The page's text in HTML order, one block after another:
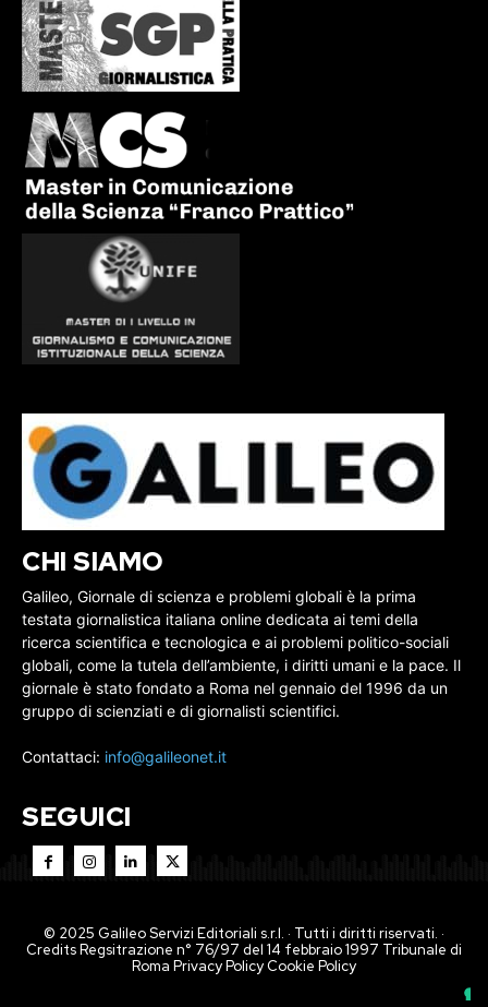
CHI SIAMO
Galileo, Giornale di scienza e problemi globali è la prima
testata giornalistica italiana online dedicata ai temi della
ricerca scientifica e tecnologica e ai problemi politico-sociali
globali, come la tutela dell’ambiente, i diritti umani e la pace. Il
giornale è stato fondato a Roma nel gennaio del 1996 da un
gruppo di scienziati e di giornalisti scientifici.
Contattaci: info@galileonet.it
SEGUICI
© 2025 Galileo Servizi Editoriali s.r.l. · Tutti i diritti riservati. ·
Credits Regsitrazione n° 76/97 del 14 febbraio 1997 Tribunale di
Roma Privacy PolicyCookie Policy